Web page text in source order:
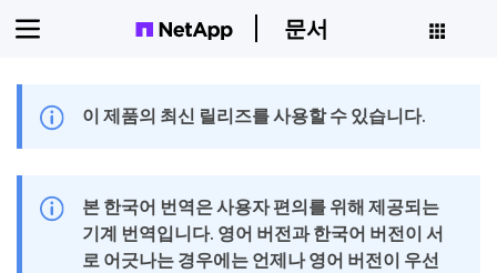
문서
이 제품의 최신 릴리즈를 사용할 수 있습니다.
본 한국어 번역은 사용자 편의를 위해 제공되는
기계 번역입니다. 영어 버전과 한국어 버전이 서
로 어긋나는 경우에는 언제나 영어 버전이 우선